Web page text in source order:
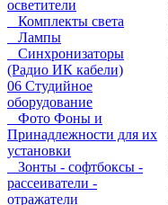
осветители
Комплекты света
Лампы
Синхронизаторы
(Радио ИК кабели)
06 Студийное
оборудование
Фото Фоны и
Принадлежности для их
установки
Зонты - софтбоксы -
рассеиватели -
отражатели